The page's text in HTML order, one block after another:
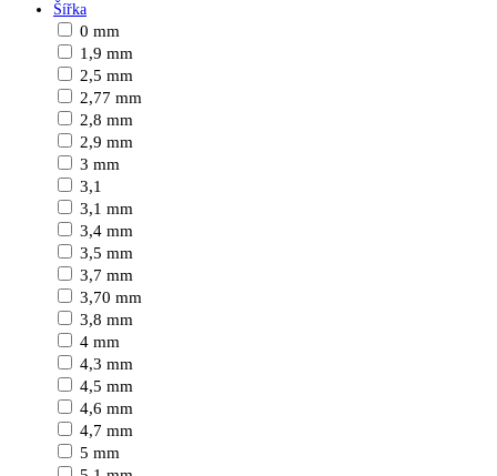
Šířka
0 mm
1,9 mm
2,5 mm
2,77 mm
2,8 mm
2,9 mm
3 mm
3,1
3,1 mm
3,4 mm
3,5 mm
3,7 mm
3,70 mm
3,8 mm
4 mm
4,3 mm
4,5 mm
4,6 mm
4,7 mm
5 mm